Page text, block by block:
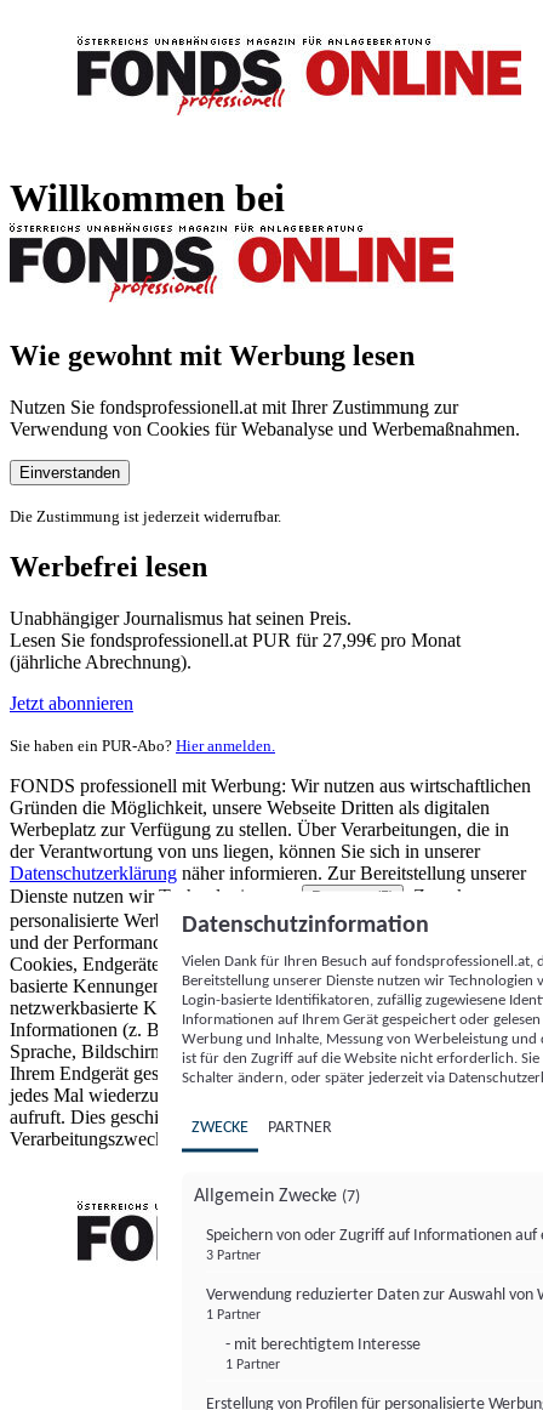
Willkommen bei
Wie gewohnt mit Werbung lesen
Nutzen Sie fondsprofessionell.at mit Ihrer Zustimmung zur
Verwendung von Cookies für Webanalyse und Werbemaßnahmen.
Einverstanden
Die Zustimmung ist jederzeit widerrufbar.
Werbefrei lesen
Unabhängiger Journalismus hat seinen Preis.
Lesen Sie fondsprofessionell.at PUR für 27,99€ pro Monat
(jährliche Abrechnung).
Jetzt abonnieren
Sie haben ein PUR-Abo? Hier anmelden.
FONDS professionell mit Werbung: Wir nutzen aus wirtschaftlichen
Gründen die Möglichkeit, unsere Webseite Dritten als digitalen
Werbeplatz zur Verfügung zu stellen. Über Verarbeitungen, die in
der Verantwortung von uns liegen, können Sie sich in unserer
Datenschutzerklärung näher informieren. Zur Bereitstellung unserer
Dienste nutzen wir Technologien von
Partnern (5)
. Zwecke:
personalisierte Werbung und Inhalte, Messung von Werbeleistung
und der Performance von Inhalten sowie Zielgruppenforschung.
Cookies, Endgeräte- oder ähnliche Online-Kennungen (z. B. login-
basierte Kennungen, zufällig generierte Kennungen,
netzwerkbasierte Kennungen) können zusammen mit anderen
Informationen (z. B. Browsertyp und Browserinformationen,
Sprache, Bildschirmgröße, unterstützte Technologien usw.) auf
Ihrem Endgerät gespeichert oder von dort ausgelesen werden, um es
jedes Mal wiederzuerkennen, wenn es eine App oder einer Webseite
aufruft. Dies geschieht für einen oder mehrere der hier aufgeführten
Verarbeitungszwecke.
Datenschutzinformation
Vielen Dank für Ihren Besuch auf
Bereitstellung unserer Dienste nutzen wir Technologien
Login-basierte Identifikatoren, zufällig zugewiesene
Informationen auf Ihrem Gerät gespeichert oder
Werbung und Inhalte, Messung von Werbeleistung
ist für den Zugriff auf die Website nicht erforderlich.
Schalter ändern, oder später jederzeit via
ZWECKE PARTNER
Allgemein Zwecke (7)
Speichern von oder Zugriff auf Informationen auf
3 Partner
Verwendung reduzierter Daten zur Auswahl von
1 Partner
- mit berechtigtem Interesse
1 Partner
Erstellung von Profilen für personalisierte
FONDS professionell